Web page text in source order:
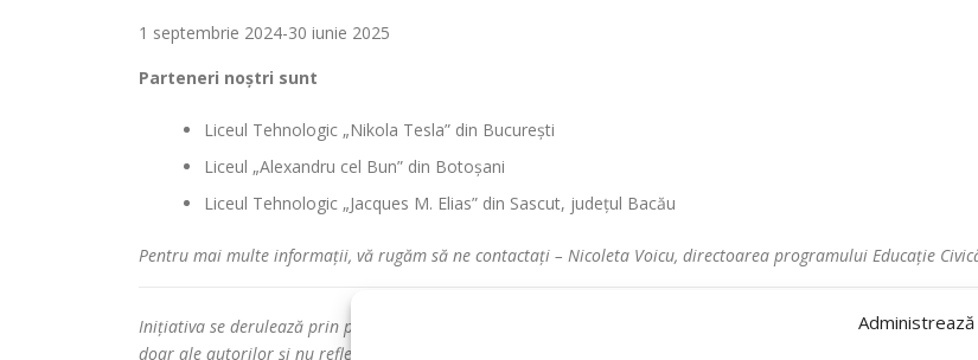
1 septembrie 2024-30 iunie 2025
Parteneri noștri sunt
Liceul Tehnologic „Nikola Tesla” din București
Liceul „Alexandru cel Bun” din Botoșani
Liceul Tehnologic „Jacques M. Elias” din Sascut, județul Bacău
Pentru mai multe informații, vă rugăm să ne contactați – Nicoleta Voicu, directoarea programului Educație
Inițiativa se derulează prin proiectul PROTEUS implementat de The Transatlantic Foundation și cofinanțat de
doar ale autorilor și nu reflectă neapărat pe cele ale Uniunii Europene sau ale Agenției Executive Europene